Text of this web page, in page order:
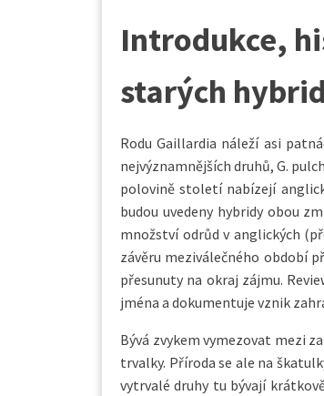
Introdukce,
starých
Rodu Gaillardia náleží asi
nejvýznamnějších druhů, G.
polovině století nabízejí
budou uvedeny hybridy obou
množství odrůd v anglických
závěru meziválečného období
přesunuty na okraj zájmu.
jména a dokumentuje vznik
Bývá zvykem vymezovat mezi
trvalky. Příroda se ale na
vytrvalé druhy tu bývají